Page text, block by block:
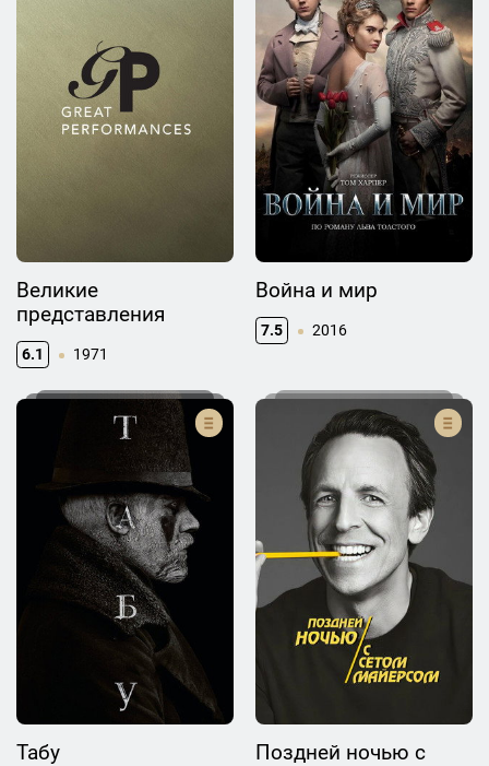
Великие
представления
6.1 1971
Война и мир
7.5 2016
Табу
Поздней ночью с